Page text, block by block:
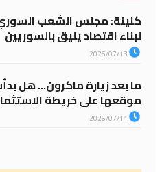
كنينة: مجلس الشعب
لبناء اقتصاد يليق بالسوريين
ما بعد زيارة ماكرون… هل
موقعها على خريطة